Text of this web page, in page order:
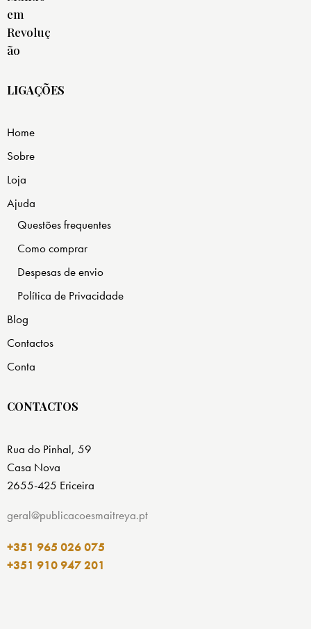
LIGAÇÕES
Home
Sobre
Loja
Ajuda
Questões frequentes
Como comprar
Despesas de envio
Política de Privacidade
Blog
Contactos
Conta
CONTACTOS
Rua do Pinhal, 59
Casa Nova
2655-425 Ericeira
geral@publicacoesmaitreya.pt
+351 965 026 075
+351 910 947 201